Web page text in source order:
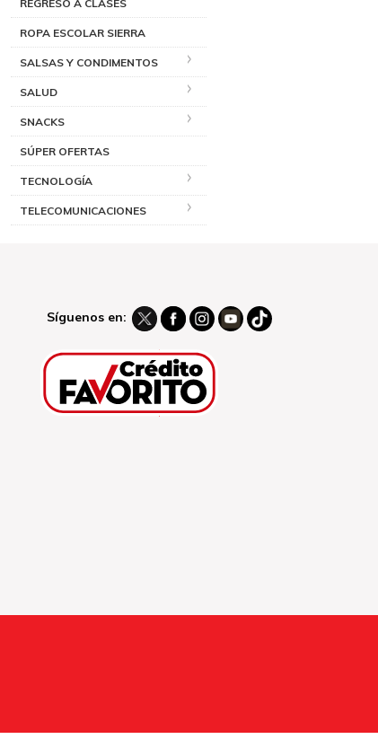
REGRESO A CLASES
ROPA ESCOLAR SIERRA
SALSAS Y CONDIMENTOS
SALUD
SNACKS
SÚPER OFERTAS
TECNOLOGÍA
TELECOMUNICACIONES
Síguenos en: